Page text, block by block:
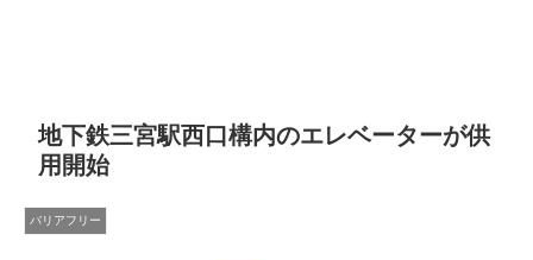
地下鉄三宮駅西口構内のエレベーターが供
用開始
バリアフリー